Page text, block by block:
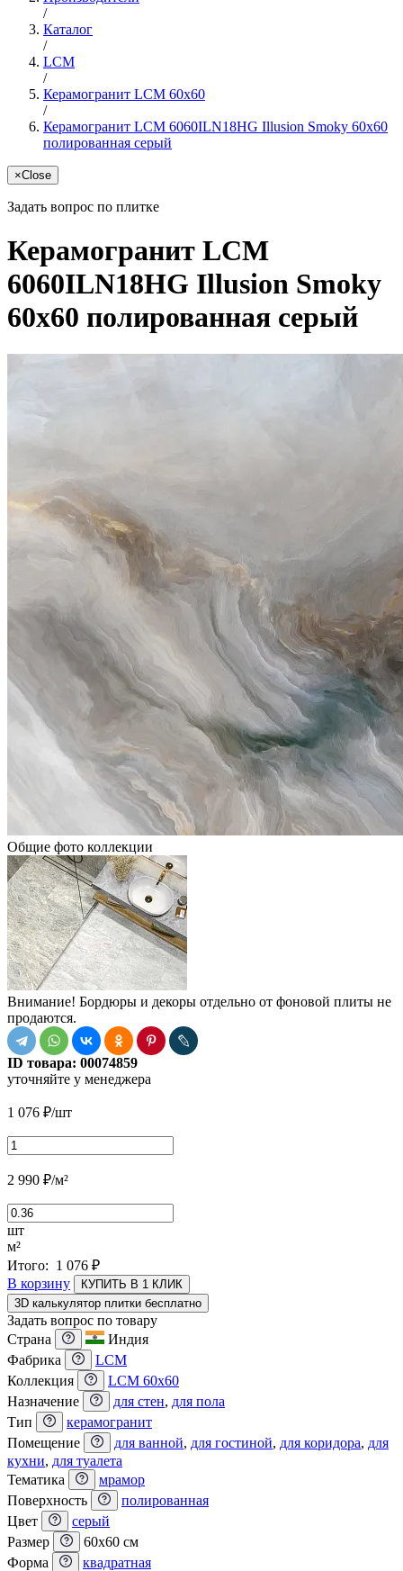
/
Каталог
/
LCM
/
Керамогранит LCM 60x60
/
Керамогранит LCM 6060ILN18HG Illusion Smoky 60x60
полированная серый
×Close
Задать вопрос по плитке
Керамогранит LCM
6060ILN18HG Illusion Smoky
60x60 полированная серый
Общие фото коллекции
Внимание! Бордюры и декоры отдельно от фоновой плиты не
продаются.
ID товара: 00074859
уточняйте у менеджера
1 076 ₽/шт
2 990 ₽/м²
шт
м²
Итого: 1 076 ₽
В корзину
КУПИТЬ В 1 КЛИК
3D калькулятор плитки бесплатно
Задать вопрос по товару
Страна
Индия
Фабрика
LCM
Коллекция
LCM 60x60
Назначение
для стен, для пола
Тип
керамогранит
Помещение
для ванной, для гостиной, для коридора, для
кухни, для туалета
Тематика
мрамор
Поверхность
полированная
Цвет
серый
Размер
60x60 см
Форма
квадратная